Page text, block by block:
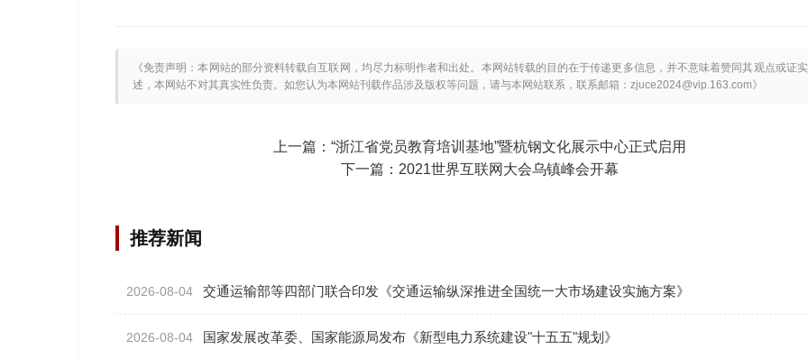
《免责声明：本网站的部分资料转载自互联网，均尽力标明作者和出处。本网站转载的目的在于传递更多信息，并不意味着赞同其观点或证
述，本网站不对其真实性负责。如您认为本网站刊载作品涉及版权等问题，请与本网站联系，联系邮箱：zjuce2024@vip.163.com》
上一篇： “浙江省党员教育培训基地”暨杭钢文化展示中心正式启用
下一篇： 2021世界互联网大会乌镇峰会开幕
推荐新闻
2026-08-04 交通运输部等四部门联合印发《交通运输纵深推进全国统一大市场建设实施方案》
2026-08-04 国家发展改革委、国家能源局发布《新型电力系统建设"十五五"规划》